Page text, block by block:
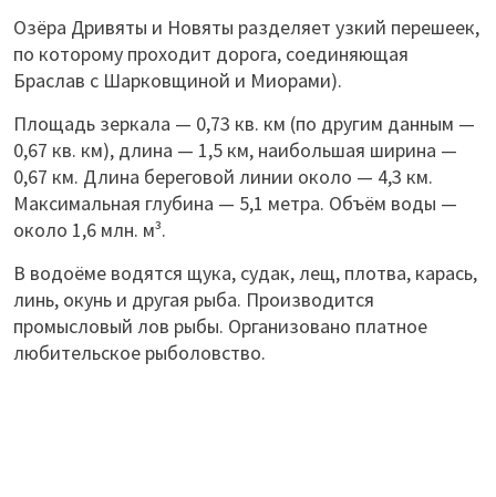
Озёра Дривяты и Новяты разделяет узкий перешеек,
по которому проходит дорога, соединяющая
Браслав с Шарковщиной и Миорами).
Площадь зеркала — 0,73 кв. км (по другим данным —
0,67 кв. км), длина — 1,5 км, наибольшая ширина —
0,67 км. Длина береговой линии около — 4,3 км.
Максимальная глубина — 5,1 метра. Объём воды —
около 1,6 млн. м³.
В водоёме водятся щука, судак, лещ, плотва, карась,
линь, окунь и другая рыба. Производится
промысловый лов рыбы. Организовано платное
любительское рыболовство.